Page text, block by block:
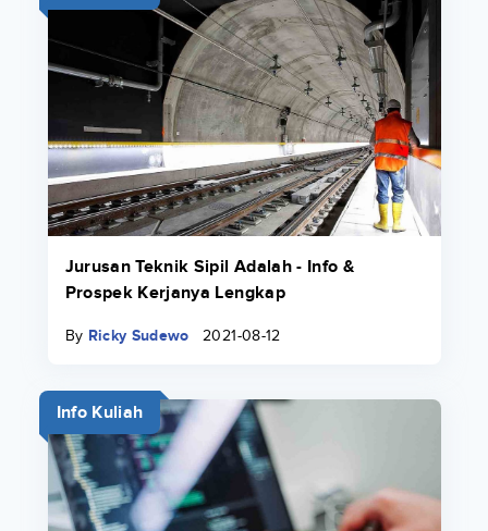
Jurusan Teknik Sipil Adalah - Info &
Prospek Kerjanya Lengkap
By Ricky Sudewo 2021-08-12
Info Kuliah